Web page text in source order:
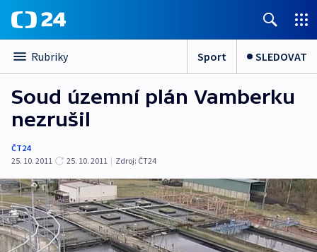
Rubriky Sport SLEDOVAT
Soud územní plán Vamberku
nezrušil
ČT24
25. 10. 2011
25. 10. 2011 | Zdroj: ČT24